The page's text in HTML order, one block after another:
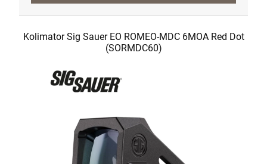
Kolimator Sig Sauer EO ROMEO-MDC 6MOA Red Dot
(SORMDC60)